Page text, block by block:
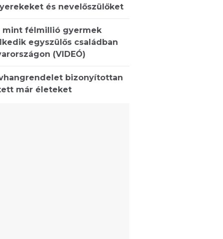
és nevelőszülőket
mint félmillió gyermek
egyszülős családban
(VIDEÓ)
bizonyítottan
már életeket